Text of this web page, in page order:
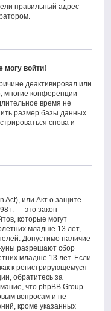
правильный адрес
могу войти!
деактивировал или
многие конференции
время не
размер базы данных.
снова и
Act), или Акт о защите
г. — это закон
которые могут
младше 13 лет,
Допустимо наличие
разрешают сбор
младше 13 лет. Если
к регистрирующемуся
обратитесь за
что phpBB Group
вопросам и не
кроме указанных